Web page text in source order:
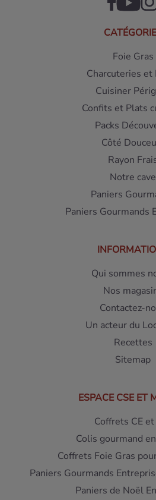
Foie Gras
Charcuteries et
Cuisiner
Confits et Plats
Packs
Côté
Rayon
Notre cave
Paniers
Paniers Gourmands
Qui sommes
Nos
Contactez-
Un acteur du
Recettes
Sitemap
ESPACE CSE ET
Coffrets CE
Colis gourmand
Coffrets Foie Gras
Paniers Gourmands
Paniers de Noël